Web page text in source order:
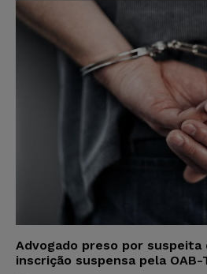
Advogado preso por
inscrição suspensa pela OAB-